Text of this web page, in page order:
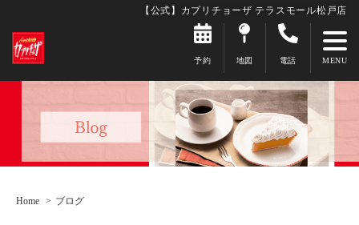
【公式】カプリチョーザ テラスモール松戸店
予約 地図 電話
Home ブログ